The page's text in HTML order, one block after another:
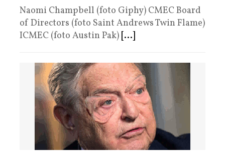
Naomi Champbell (foto Giphy) CMEC Board
of Directors (foto Saint Andrews Twin Flame)
ICMEC (foto Austin Pak) [...]